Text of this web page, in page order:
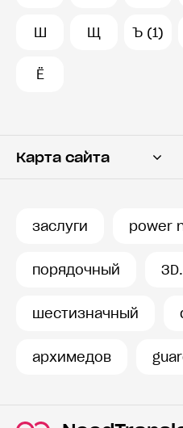
Ш Щ Ъ (1)
Ё
Карта сайта
заслуги power
порядочный 3D.
шестизначный
архимедов